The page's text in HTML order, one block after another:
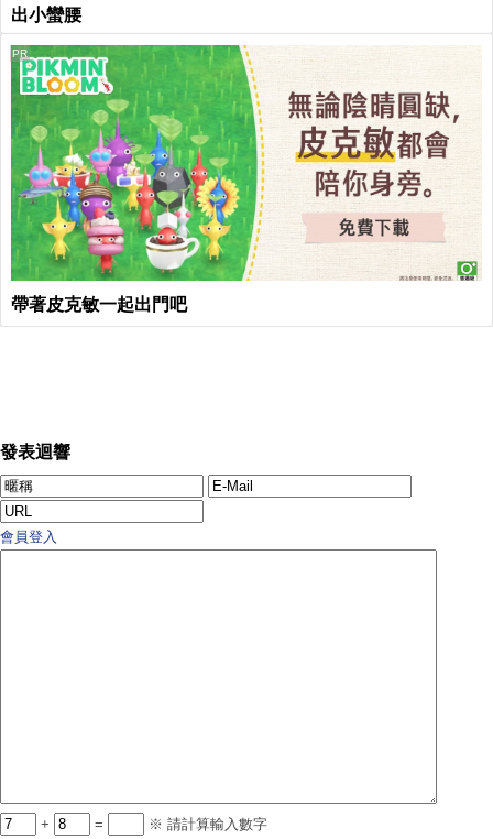
出小蠻腰
帶著皮克敏一起出門吧
PR
發表迴響
會員登入
+ = ※ 請計算輸入數字